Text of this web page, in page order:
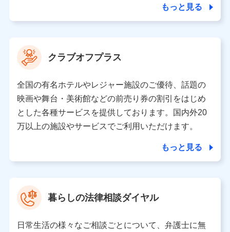
上記に係る案内・手続き・管理等付帯業務を行うため
【当該個人データの管理について責任を有する者の名称・住
所・代表者名】
当該個人データを取り扱う各共同利用者（詳細は次のとお
り）
東京都千代田区永田町2丁目11番1号 山王パークタワー
株式会社NTTドコモ 代表取締役社長 前田 義晃
東京都中央区日本橋人形町2-14-10 アーバンネット日本橋
ビル 3F
※ 当社および株式会社NTTドコモは、お客さまの情報を利
データ憲章」に定める行動原則を順守します 。
もっと見る
クラブオフプラス
全国の有名ホテルやレジャー施設のご優待、話題の
映画や舞台・美術館などの前売り券の割引をはじめ
とした各種サービスを提供しております。国内外20
万以上の施設やサービスでご利用いただけます。
もっと見る
暮らしの法律相談ダイヤル
日常生活の様々なご相談ごとについて、弁護士に無